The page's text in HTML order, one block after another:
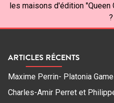
les maisons d'édition "Queen
?
ARTICLES RÉCENTS
Maxime Perrin- Platonia
Charles-Amir Perret et